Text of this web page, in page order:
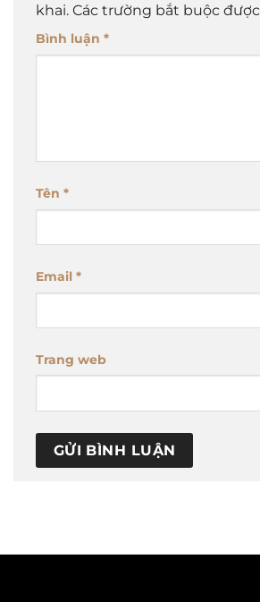
khai. Các trường bắt buộc
Bình luận *
Tên *
Email *
Trang web